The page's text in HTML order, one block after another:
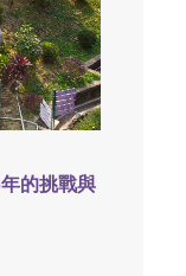
的挑戰與